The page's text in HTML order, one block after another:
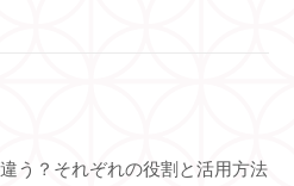
う？それぞれの役割と活用方法